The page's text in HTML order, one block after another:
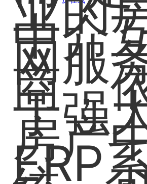
中介
网服
商，
于强
房产
ERP